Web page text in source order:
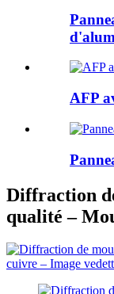
AFP
Diffraction
qualité –